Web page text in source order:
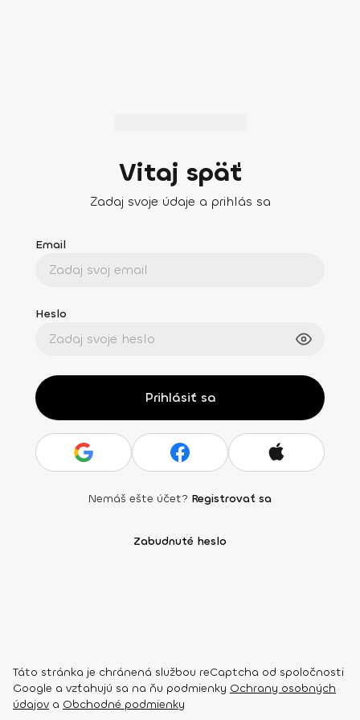
Vitaj späť
Zadaj svoje údaje a prihlás sa
Email
Heslo
Prihlásiť sa
Nemáš ešte účet? Registrovať sa
Zabudnuté heslo
Táto stránka je chránená službou reCaptcha od spoločnosti
Google a vzťahujú sa na ňu podmienky Ochrany osobných
údajov a Obchodné podmienky